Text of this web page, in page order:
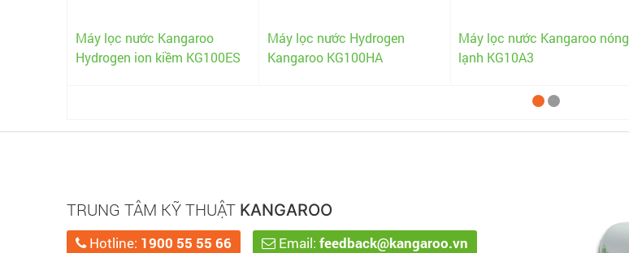
Máy lọc nước Kangaroo
Hydrogen ion kiềm KG100ES
Máy lọc nước Hydrogen
Kangaroo KG100HA
Máy lọc nước Kangaroo nóng
lạnh KG10A3
TRUNG TÂM KỸ THUẬT KANGAROO
Hotline: 1900 55 55 66 Email:feedback@kangaroo.vn